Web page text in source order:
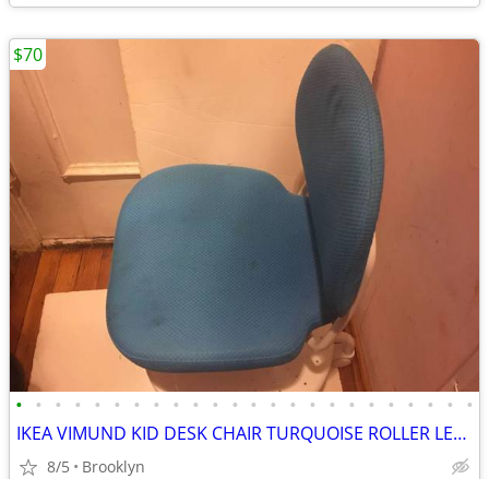
• • • • • • • • • • • • • • • • • • • • • • • •
IKEA VIMUND KID DESK CHAIR TURQUOISE ROLLER LEG STAND SAFETY ADJUSTABL
8/5 Brooklyn
$70